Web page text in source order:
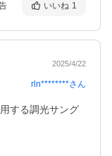
いいね 1
2025/4/22
rln********さん
する調光サング